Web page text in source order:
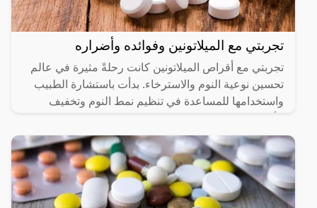
تجربتي مع الميلاتونين وفوائده وأضراره
تجربتي مع أقراص الميلاتونين كانت رحلةً مثيرة في عالم
تحسين نوعية النوم والاسترخاء. بدأت باستشارة الطبيب
واستخدامها للمساعدة في تنظيم نمط النوم وتخفيف